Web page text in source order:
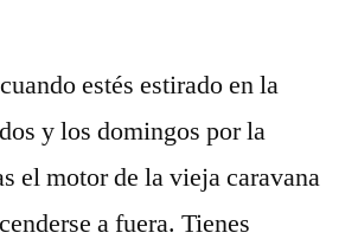
estés estirado en la
y los domingos por la
el motor de la vieja caravana
a fuera. Tienes